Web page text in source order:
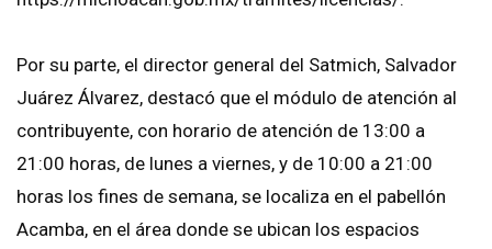
Por su parte, el director general del Satmich, Salvador
Juárez Álvarez, destacó que el módulo de atención al
contribuyente, con horario de atención de 13:00 a
21:00 horas, de lunes a viernes, y de 10:00 a 21:00
horas los fines de semana, se localiza en el pabellón
Acamba, en el área donde se ubican los espacios